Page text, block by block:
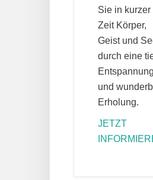
Sie in kurzer
Zeit Körper,
Geist und
durch eine
Entspannung
und
Erholung.
JETZT